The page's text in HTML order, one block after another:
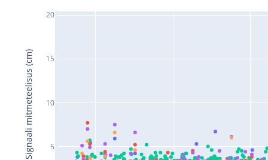
5
10
15
20
Signaali mitmeteelisus (cm)